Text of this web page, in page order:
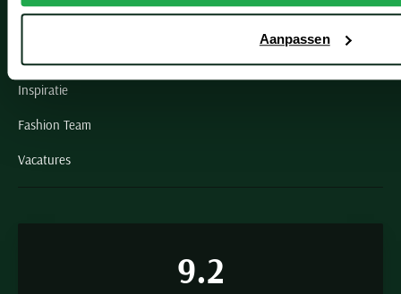
Aanpassen
Paul & Shark specialist
Inspiratie
Fashion Team
Vacatures
9.2